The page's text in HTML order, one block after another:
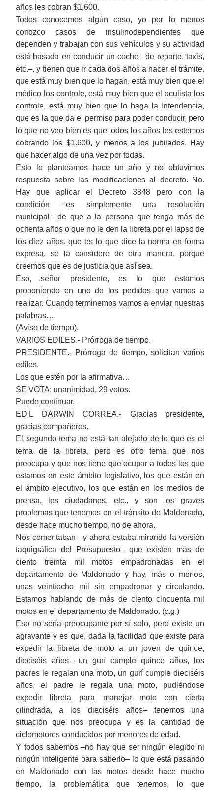
años les cobran $1.600.
Todos conocemos algún caso, yo por lo menos
conozco casos de insulinodependientes que
dependen y trabajan con sus vehículos y su actividad
está basada en conducir un coche‒de reparto, taxis,
etc.‒, y tienen que ir cada dos años a hacer el trámite,
que está muy bien que lo hagan, está muy bien que el
médico los controle, está muy bien que el oculista los
controle, está muy bien que lo haga la Intendencia,
que es la que da el permiso para poder conducir, pero
lo que no veo bien es que todos los años les estemos
cobrando los $1.600, y menos a los jubilados. Hay
que hacer algo de una vez por todas.
Esto lo planteamos hace un año y no obtuvimos
respuesta sobre las modificaciones al decreto. No.
Hay que aplicar el Decreto 3848 pero con la
condición‒es simplemente una resolución
municipal ‒ de que a
la persona que tenga más de
ochenta años o que no le den la libreta por el lapso de
los diez años, que es lo que dice la norma en forma
expresa, se la considere de otra manera, porque
creemos que es de justicia que así sea.
Eso, señor presidente, es lo que estamos
proponiendo en uno de los pedidos que vamos a
realizar. Cuando terminemos vamos a enviar nuestras
palabras…
(Aviso de tiempo).
VARIOS EDILES.- Prórroga de tiempo.
PRESIDENTE.- Prórroga de tiempo, solicitan varios
ediles.
Los que estén por la afirmativa…
SE VOTA: unanimidad, 29 votos.
Puede continuar.
EDIL DARWIN CORREA.- Gracias presidente,
gracias compañeros.
El segundo tema no está tan alejado de lo que es el
tema de la libreta, pero es otro tema que nos
preocupa y que nos tiene que ocupar a todos los que
estamos en este ámbito legislativo, los que están en
el ámbito ejecutivo, los que están en los medios de
prensa, los ciudadanos, etc., y son los graves
problemas que tenemos en el tránsito de Maldonado,
desde hace mucho tiempo, no de ahora.
Nos comentaban ‒y ahora estaba mirando la versión
taquigráfica del Presupuesto‒ que existen más de
ciento treinta mil motos empadronadas en el
departamento de Maldonado y hay, más o menos,
unas veintiocho mil sin empadronar y circulando.
Estamos hablando de más de ciento cincuenta mil
motos en el departamento de Maldonado. (c.g.)
Eso no sería preocupante por sí solo, pero existe un
agravante y es que, dada la facilidad que existe para
expedir la libreta de moto a un joven de quince,
dieciséis años ‒un gurí cumple quince años, los
padres le regalan una moto, un gurí cumple dieciséis
años, el padre le regala una moto, pudiéndose
expedir libreta para manejar moto con cierta
cilindrada, a los dieciséis años‒ tenemos una
situación que nos preocupa y es la cantidad de
ciclomotores conducidos por menores de edad.
Y todos sabemos ‒no hay que ser ningún elegido ni
ningún inteligente para saberlo‒ lo que está pasando
en Maldonado con las motos desde hace mucho
tiempo, la problemática que tenemos, lo que